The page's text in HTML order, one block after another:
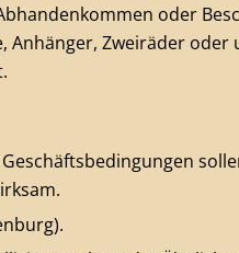
oder
Zweiräder oder